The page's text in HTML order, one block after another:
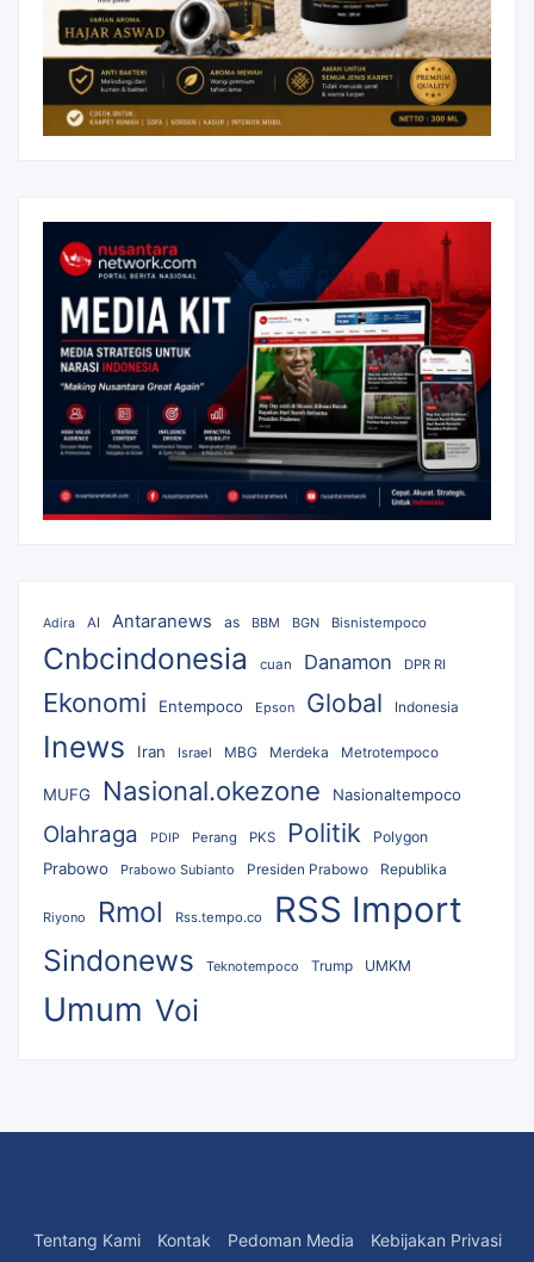
Adira AI Antaranews as BBM BGN Bisnistempoco
Cnbcindonesia cuan Danamon DPR RI
Ekonomi Entempoco Epson Global Indonesia
Inews Iran Israel MBG Merdeka Metrotempoco
MUFG Nasional.okezone Nasionaltempoco
Olahraga PDIP Perang PKS Politik Polygon
Prabowo Prabowo Subianto Presiden Prabowo Republika
Riyono Rmol Rss.tempo.co RSS Import
Sindonews Teknotempoco Trump UMKM
Umum Voi
Tentang Kami Kontak Pedoman Media Kebijakan Privasi